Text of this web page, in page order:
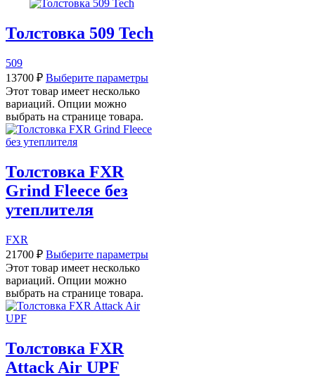
Толстовка 509 Tech
509
13700 ₽ Выберите параметры
Этот товар имеет несколько
вариаций. Опции можно
выбрать на странице товара.
Толстовка FXR
Grind Fleece без
утеплителя
FXR
21700 ₽ Выберите параметры
Этот товар имеет несколько
вариаций. Опции можно
выбрать на странице товара.
Толстовка FXR
Attack Air UPF